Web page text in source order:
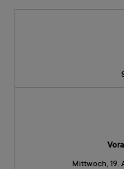
Mittwoch, 19.